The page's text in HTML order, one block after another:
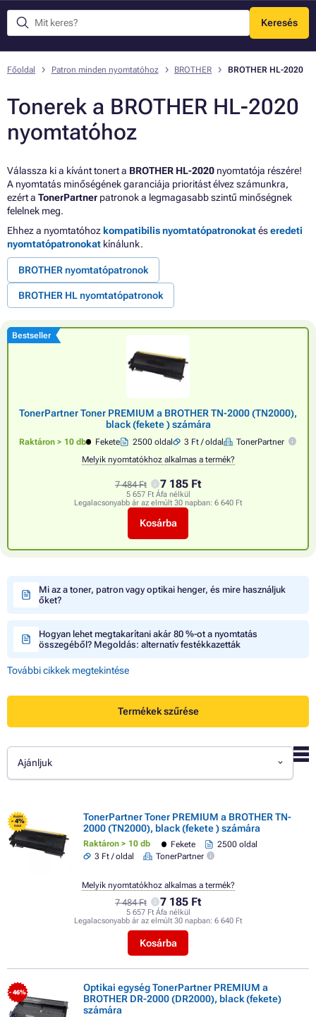
Keresés
Menü
Főoldal Patron minden nyomtatóhoz BROTHER BROTHER HL-2020
Tonerek a BROTHER HL-2020
nyomtatóhoz
Válassza ki a kívánt tonert a BROTHER HL-2020 nyomtatója részére!
A nyomtatás minőségének garanciája prioritást élvez számunkra,
ezért a TonerPartner patronok a legmagasabb szintű minőségnek
felelnek meg.
Ehhez a nyomtatóhoz kompatibilis nyomtatópatronokatéseredeti
nyomtatópatronokat kínálunk.
BROTHER nyomtatópatronok
BROTHER HL nyomtatópatronok
Bestseller
TonerPartner Toner PREMIUM a BROTHER TN-2000 (TN2000),
black (fekete ) számára
Raktáron > 10 db Fekete 2500 oldal 3 Ft / oldal
TonerPartner
Melyik nyomtatókhoz alkalmas a termék?
7 484 Ft 7 185 Ft
5 657 Ft Áfa nélkül
Legalacsonyabb ár az elmúlt 30 napban: 6 640 Ft
Kosárba
Mi az a toner, patron vagy optikai henger, és mire használjuk
őket?
Hogyan lehet megtakarítani akár 80 %-ot a nyomtatás
összegéből? Megoldás: alternatív festékkazetták
További cikkek megtekintése
Termékek szűrése
Ajánljuk
FLASH
- 4%
SALE
TonerPartner Toner PREMIUM a BROTHER TN-
2000 (TN2000), black (fekete ) számára
Raktáron > 10 db Fekete
2500 oldal
3 Ft / oldal
TonerPartner
7 484 Ft 7 185 Ft
5 657 Ft Áfa nélkül
Legalacsonyabb ár az elmúlt 30 napban: 6 640 Ft
Kosárba
Melyik nyomtatókhoz alkalmas a termék?
- 46%
Optikai egység TonerPartner PREMIUM a
BROTHER DR-2000 (DR2000), black (fekete)
számára